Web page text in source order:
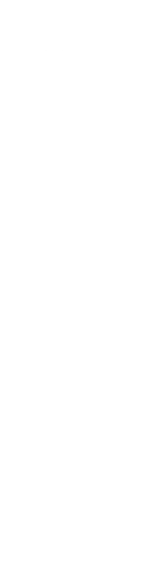
iş günü içerisinde